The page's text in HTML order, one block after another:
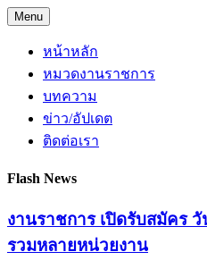
Skip
to
content
Menu
หน้าหลัก
หมวดงานราชการ
บทความ
ข่าว/อัปเดต
ติดต่อเรา
Flash News
งานราชการ เปิดรับสมัคร
รวมหลายหน่วยงาน